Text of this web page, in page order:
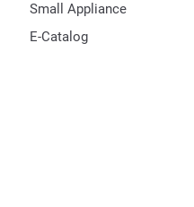
Small Appliance
E-Catalog